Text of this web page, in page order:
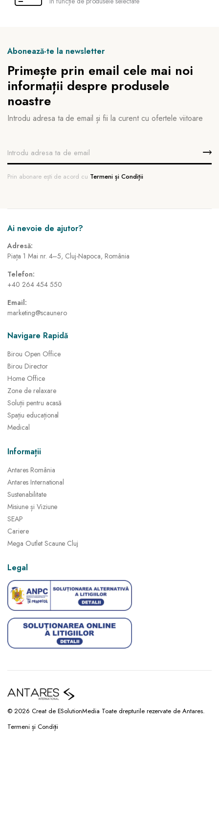
Abonează-te la newsletter
Primește prin email cele mai noi
informații despre produsele
noastre
Introdu adresa ta de email și fii la curent cu ofertele viitoare
Prin abonare ești de acord cu Termeni și Condiții
Ai nevoie de ajutor?
Adresă:
Piața 1 Mai nr. 4–5, Cluj-Napoca, România
Telefon:
+40 264 454 550
Email:
marketing@scaune.ro
Navigare Rapidă
Birou Open Office
Birou Director
Home Office
Zone de relaxare
Soluții pentru acasă
Spațiu educațional
Medical
Informații
Antares România
Antares International
Sustenabilitate
Misiune și Viziune
SEAP
Cariere
Mega Outlet Scaune Cluj
Legal
© 2026 Creat de ESolutionMedia Toate drepturile rezervate de Antares.
Termeni și Condiții